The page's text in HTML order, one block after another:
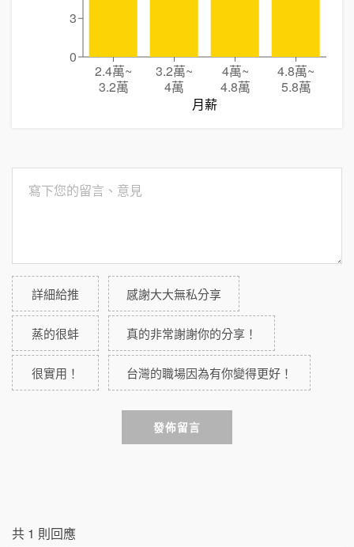
2.4萬~
3.2萬
3.2萬~
4萬
4萬~
4.8萬
4.8萬~
5.8萬
月薪
0
3
詳細給推 感謝大大無私分享
蒸的很蚌 真的非常謝謝你的分享！
很實用！ 台灣的職場因為有你變得更好！
發佈留言
共 1 則回應